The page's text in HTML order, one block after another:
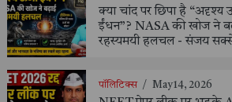
क्या चांद पर छिपा है “अदृश्य
ईंधन”? NASA की खोज ने
रहस्यमयी हलचल - संजय
पॉलिटिक्स / May 14, 2026